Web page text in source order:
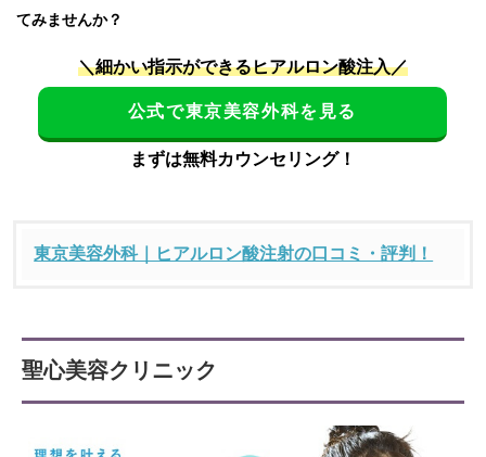
てみませんか？
＼細かい指示ができるヒアルロン酸注入／
公式で東京美容外科を見る
まずは無料カウンセリング！
東京美容外科｜ヒアルロン酸注射の口コミ・評判！
聖心美容クリニック